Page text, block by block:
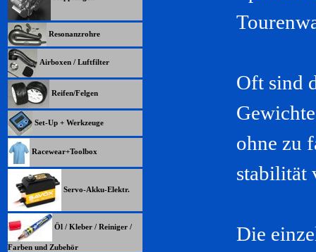
Resonanzrohre
Airboxen / Luftfilter
Reifen/Felgen
Set-Up + Werkzeuge
Racewear+Toolbox
Servo-Akku-Elektr.
Öl / Kleber / Reiniger /
Farben und Zubehör
Oft sind
ohne zu
stabilität
Die